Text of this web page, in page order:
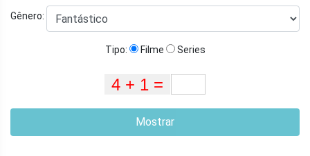
Gênero:
Tipo: Filme Series
Mostrar